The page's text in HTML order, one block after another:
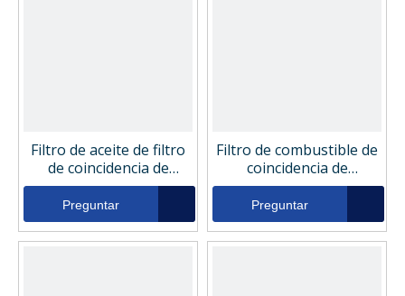
Filtro de aceite de filtro
de coincidencia de
reemplazo 844213
Preguntar
Filtro de combustible de
coincidencia de
reemplazo Filtro de
combustible 10454458
Preguntar